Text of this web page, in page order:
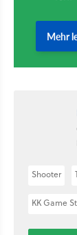
Shooter
KK Game